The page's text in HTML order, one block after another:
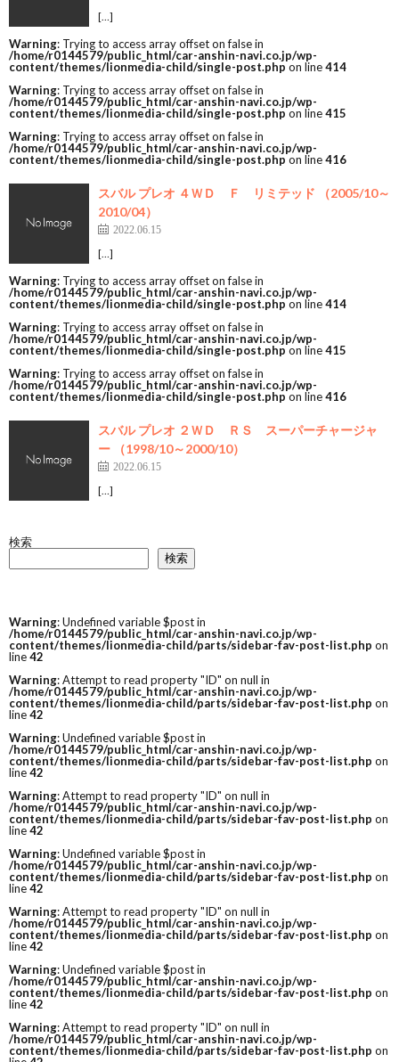
[…]
Warning: Trying to access array offset on false in
/home/r0144579/public_html/car-anshin-navi.co.jp/wp-
content/themes/lionmedia-child/single-post.php on line414
Warning: Trying to access array offset on false in
/home/r0144579/public_html/car-anshin-navi.co.jp/wp-
content/themes/lionmedia-child/single-post.php on line415
Warning: Trying to access array offset on false in
/home/r0144579/public_html/car-anshin-navi.co.jp/wp-
content/themes/lionmedia-child/single-post.php on line416
スバル プレオ ４ＷＤ Ｆ リミテッド （2005/10～
2010/04）
2022.06.15
[…]
Warning: Trying to access array offset on false in
/home/r0144579/public_html/car-anshin-navi.co.jp/wp-
content/themes/lionmedia-child/single-post.php on line414
Warning: Trying to access array offset on false in
/home/r0144579/public_html/car-anshin-navi.co.jp/wp-
content/themes/lionmedia-child/single-post.php on line415
Warning: Trying to access array offset on false in
/home/r0144579/public_html/car-anshin-navi.co.jp/wp-
content/themes/lionmedia-child/single-post.php on line416
スバル プレオ ２ＷＤ ＲＳ スーパーチャージャ
ー （1998/10～2000/10）
2022.06.15
[…]
検索
検索
Warning: Undefined variable $post in
/home/r0144579/public_html/car-anshin-navi.co.jp/wp-
content/themes/lionmedia-child/parts/sidebar-fav-post-list.php on
line42
Warning: Attempt to read property "ID" on null in
/home/r0144579/public_html/car-anshin-navi.co.jp/wp-
content/themes/lionmedia-child/parts/sidebar-fav-post-list.php on
line42
Warning: Undefined variable $post in
/home/r0144579/public_html/car-anshin-navi.co.jp/wp-
content/themes/lionmedia-child/parts/sidebar-fav-post-list.php on
line42
Warning: Attempt to read property "ID" on null in
/home/r0144579/public_html/car-anshin-navi.co.jp/wp-
content/themes/lionmedia-child/parts/sidebar-fav-post-list.php on
line42
Warning: Undefined variable $post in
/home/r0144579/public_html/car-anshin-navi.co.jp/wp-
content/themes/lionmedia-child/parts/sidebar-fav-post-list.php on
line42
Warning: Attempt to read property "ID" on null in
/home/r0144579/public_html/car-anshin-navi.co.jp/wp-
content/themes/lionmedia-child/parts/sidebar-fav-post-list.php on
line42
Warning: Undefined variable $post in
/home/r0144579/public_html/car-anshin-navi.co.jp/wp-
content/themes/lionmedia-child/parts/sidebar-fav-post-list.php on
line42
Warning: Attempt to read property "ID" on null in
/home/r0144579/public_html/car-anshin-navi.co.jp/wp-
content/themes/lionmedia-child/parts/sidebar-fav-post-list.php on